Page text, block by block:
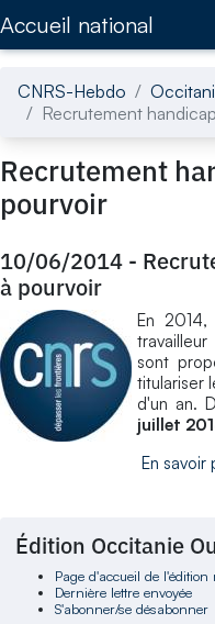
Accueil national
CNRS-Hebdo
Recrutement
Recrutement
pourvoir
10/06/2014 -
à pourvoir
En
sont
titulariser
d'un an.
juillet
En savoir
Édition Occitanie
Page d'accueil de l'édition
Dernière lettre envoyée
S'abonner/se désabonner